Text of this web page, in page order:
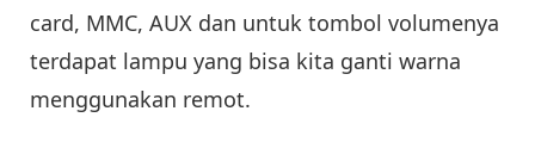
card, MMC, AUX dan untuk tombol volumenya
terdapat lampu yang bisa kita ganti warna
menggunakan remot.